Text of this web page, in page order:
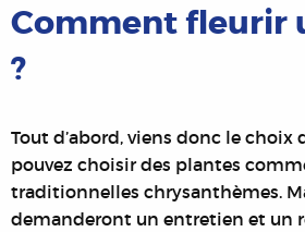
Comment fleurir
?
Tout d’abord, viens donc le choix
pouvez choisir des plantes
traditionnelles chrysanthèmes.
demanderont un entretien et un